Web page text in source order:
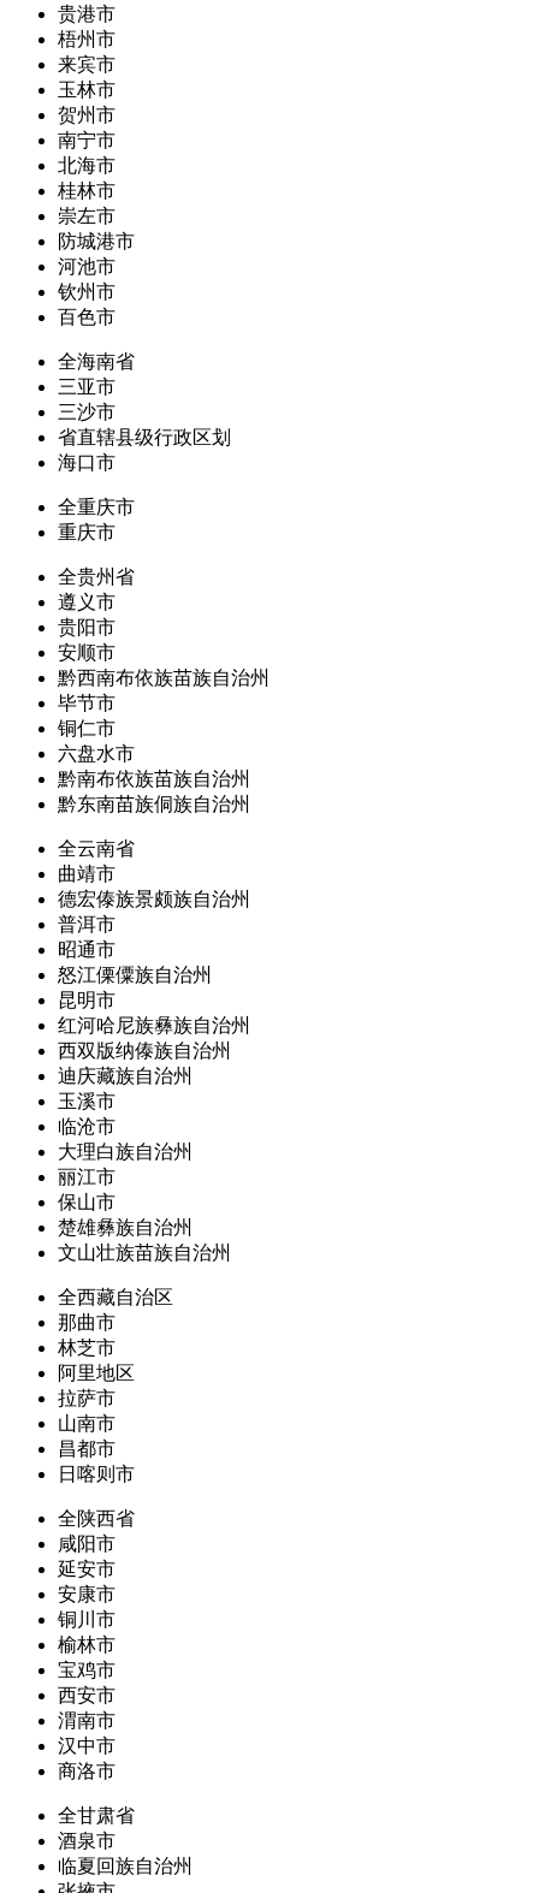
贵港市
梧州市
来宾市
玉林市
贺州市
南宁市
北海市
桂林市
崇左市
防城港市
河池市
钦州市
百色市
全海南省
三亚市
三沙市
省直辖县级行政区划
海口市
全重庆市
重庆市
全贵州省
遵义市
贵阳市
安顺市
黔西南布依族苗族自治州
毕节市
铜仁市
六盘水市
黔南布依族苗族自治州
黔东南苗族侗族自治州
全云南省
曲靖市
德宏傣族景颇族自治州
普洱市
昭通市
怒江傈僳族自治州
昆明市
红河哈尼族彝族自治州
西双版纳傣族自治州
迪庆藏族自治州
玉溪市
临沧市
大理白族自治州
丽江市
保山市
楚雄彝族自治州
文山壮族苗族自治州
全西藏自治区
那曲市
林芝市
阿里地区
拉萨市
山南市
昌都市
日喀则市
全陕西省
咸阳市
延安市
安康市
铜川市
榆林市
宝鸡市
西安市
渭南市
汉中市
商洛市
全甘肃省
酒泉市
临夏回族自治州